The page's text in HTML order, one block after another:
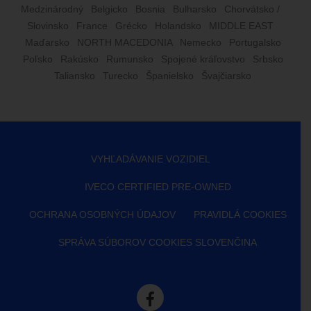
Medzinárodný Belgicko Bosnia Bulharsko
Chorvátsko /
Slovinsko
France Grécko Holandsko
MIDDLE EAST
Maďarsko
NORTH MACEDONIA Nemecko
Portugalsko
Poľsko
Rakúsko Rumunsko Spojené kráľovstvo
Srbsko
Taliansko
Turecko Španielsko Švajčiarsko
VYHĽADÁVANIE VOZIDIEL
IVECO CERTIFIED PRE-OWNED
OCHRANA OSOBNÝCH ÚDAJOV PRAVIDLÁ COOKIES
SPRÁVA SÚBOROV COOKIES SLOVENČINA